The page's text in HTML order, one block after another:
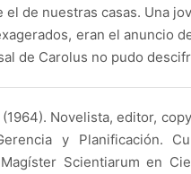
de nuestras casas. Una
eran el anuncio
de Carolus no pudo
(1964). Novelista, editor,
y Planificación.
Scientiarum en